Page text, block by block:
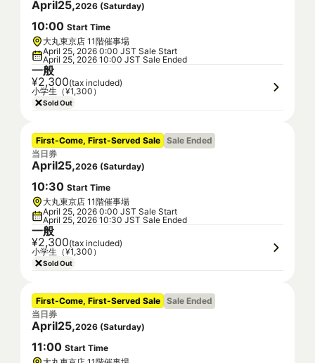
April25,2026 (Saturday)
10:00 Start Time
大丸東京店 11階催事場
April 25, 2026 0:00 JST Sale Start
April 25, 2026 10:00 JST Sale Ended
一般
¥2,300(tax included)
小学生（¥1,300）
Sold Out
First-Come, First-Served Sale Sale Ended
当日券
April25,2026 (Saturday)
10:30 Start Time
大丸東京店 11階催事場
April 25, 2026 0:00 JST Sale Start
April 25, 2026 10:30 JST Sale Ended
一般
¥2,300(tax included)
小学生（¥1,300）
Sold Out
First-Come, First-Served Sale Sale Ended
当日券
April25,2026 (Saturday)
11:00 Start Time